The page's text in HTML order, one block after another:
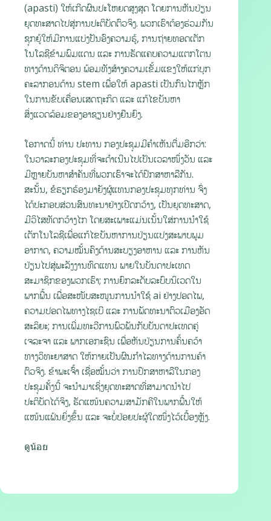
(apasti) ໃຫ້ເກີດຜົນປະໂຫຍດສູງສຸດ ໂດຍການຫັນປ່ຽນ
ຍຸດທະສາດໄປສູ່ການປະຕິບັດຕົວຈິງ. ພວກເຮົາຕ້ອງຮ່ວມກັນ
ຊຸກຍູ້ໃຫ້ມີການແບ່ງປັນອົງຄວາມຮູ້, ການຖ່າຍທອດເຕັກ
ໂນໂລຊີຂ້າມພົມແດນ ແລະ ການຮັດແຄບຄວາມແຕກໂຕນ
ທາງດ້ານດິຈິຕອນ ພ້ອມທັງສ້າງຄວາມເຂັ້ມແຂງໃຫ້ແກ່ບຸກ
ຄະລາກອນດ້ານ stem ເພື່ອໃຫ້ apasti ເປັນກົນໄກຫຼັກ
ໃນການຂັບເຄື່ອນເສດຖະກິດ ແລະ ແກ້ໄຂບັນຫາ
ສິ່ງແວດລ້ອມຂອງອາຊຽນຢ່າງຍືນຍົງ.
ໂອກາດນີ້ ທ່ານ ປະທານ ກອງປະຊຸມມີຄຳເຫັນຕື່ມອີກວ່າ:
ໃນວາລະກອງປະຊຸມທີ່ຈະດຳເນີນໄປເປັນເວລາໜຶ່ງວັນ ແລະ
ມີຫຼາຍບັນຫາສຳຄັນທີ່ພວກເຮົາຈະໄດ້ປຶກສາຫາລືກັນ.
ສະນັ້ນ, ຂໍຮຽກຮ້ອງມາຍັງຜູ້ແທນກອງປະຊຸມທຸກທ່ານ ຈົ່ງ
ໄດ້ປະກອບສ່ວນສົນທະນາຢ່າງເປີດກວ້າງ, ເປັນຍຸດທະສາດ,
ມີວິໄສທັດກວ້າງໄກ ໂດຍສະເພາະແມ່ນເນັ້ນໃສ່ການນຳໃຊ້
ເຕັກໂນໂລຊີເພື່ອແກ້ໄຂບັນຫາການປ່ຽນແປງສະພາບພູມ
ອາກາດ, ຄວາມໝັ້ນຄົງດ້ານສະບຽງອາຫານ ແລະ ການຫັນ
ປ່ຽນໄປສູ່ພະລັງງານທົດແທນ ພາຍໃນບັນດາປະເທດ
ສະມາຊິກຂອງພວກເຮົາ; ການຍົກລະດັບລະບົບນິເວດໃນ
ພາກພື້ນ ເພື່ອສະໜັບສະໜູນການນຳໃຊ້ ai ຢ່າງປອດໄພ,
ຄວາມປອດໄພທາງໄຊເບີ ແລະ ການພັດທະນາຕົວເມືອງອັດ
ສະລິຍະ; ການເພີ່ມທະວີການພົວພັນກັບບັນດາປະເທດຄູ່
ເຈລະຈາ ແລະ ພາກເອກະຊົນ ເພື່ອຫັນປ່ຽນການຄົ້ນຄວ້າ
ທາງວິທະຍາສາດ ໃຫ້ກາຍເປັນຜົນກຳໄລທາງດ້ານການຄ້າ
ຕົວຈິງ. ຂ້າພະເຈົ້າ ເຊື່ອໝັ້ນວ່າ ການປຶກສາຫາລືໃນກອງ
ປະຊຸມຄັ້ງນີ້ ຈະນຳມາເຊິ່ງຍຸດທະສາດທີ່ສາມາດນຳໄປ
ປະຕິບັດໄດ້ຈິງ, ຮັດແໜ້ນຄວາມສາມັກຄີໃນພາກພື້ນໃຫ້
ແໜ້ນແຟ້ນຍິ່ງຂຶ້ນ ແລະ ຈະບໍ່ປ່ອຍປະຜູ້ໃດໜຶ່ງໄວ້ເບື້ອງຫຼັງ.
ดูน้อย